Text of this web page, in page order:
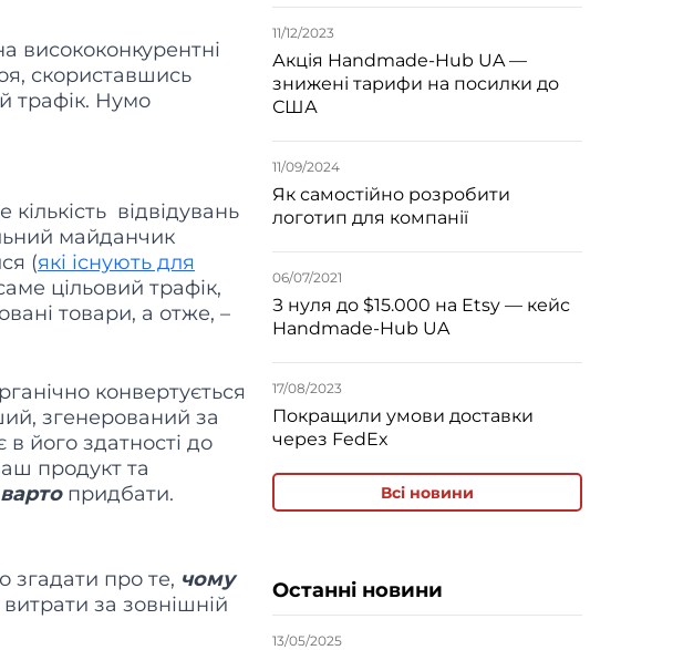
висококонкурентні
скориставшись
трафік. Нумо
відвідувань
майданчик
(які існують для
цільовий трафік,
товари, а отже, –
конвертується
згенерований за
його здатності до
продукт та
вартопридбати.
згадати про те, чому
за зовнішній
11/12/2023
Акція Handmade-Hub UA —
знижені тарифи на посилки до
США
11/09/2024
Як самостійно розробити
логотип для компанії
06/07/2021
З нуля до $15.000 на Etsy — кейс
Handmade-Hub UA
17/08/2023
Покращили умови доставки
через FedEx
Всі новини
Останні новини
13/05/2025